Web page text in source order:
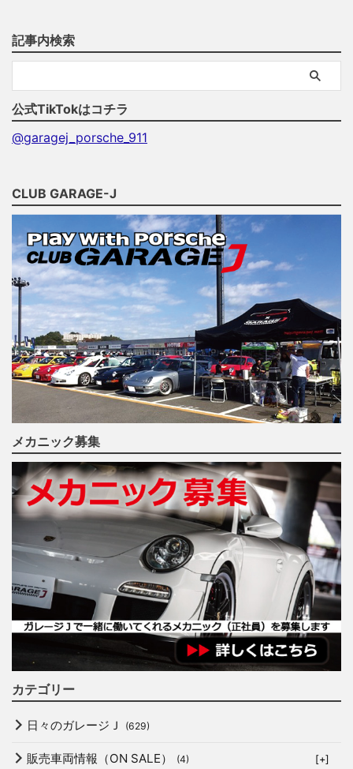
記事内検索
公式TikTokはコチラ
@garagej_porsche_911
CLUB GARAGE-J
メカニック募集
カテゴリー
日々のガレージＪ (629)
販売車両情報（ON SALE） (4) [+]